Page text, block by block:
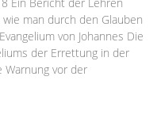
man durch den Glauben
von Johannes Die
der Errettung in der
Warnung vor der